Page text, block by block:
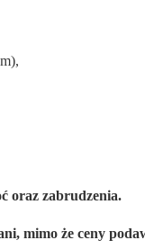
oraz zabrudzenia.
mimo że ceny